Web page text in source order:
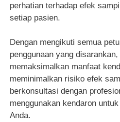
perhatian terhadap efek
setiap pasien.
Dengan mengikuti semua
penggunaan yang
memaksimalkan manfaat
meminimalkan risiko efek
berkonsultasi dengan
menggunakan kendaron
Anda.